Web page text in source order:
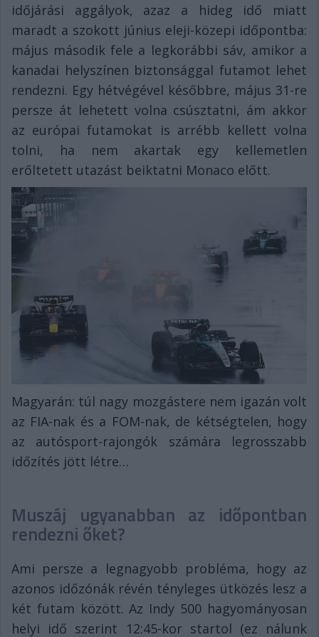
időjárási aggályok, azaz a hideg idő miatt
maradt a szokott június eleji-közepi időpontba:
május második fele a legkorábbi sáv, amikor a
kanadai helyszínen biztonsággal futamot lehet
rendezni. Egy hétvégével későbbre, május 31-re
persze át lehetett volna csúsztatni, ám akkor
az európai futamokat is arrébb kellett volna
tolni, ha nem akartak egy kellemetlen
erőltetett utazást beiktatni Monaco előtt.
Magyarán: túl nagy mozgástere nem igazán volt
az FIA-nak és a FOM-nak, de kétségtelen, hogy
az autósport-rajongók számára legrosszabb
időzítés jött létre…
Muszáj ugyanabban az időpontban
rendezni őket?
Ami persze a legnagyobb probléma, hogy az
azonos időzónák révén tényleges ütközés lesz a
két futam között. Az Indy 500 hagyományosan
helyi idő szerint 12:45-kor startol (ez nálunk